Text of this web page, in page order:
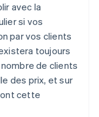
avec la
si vos
par vos clients
toujours
de clients
des prix, et sur
cette